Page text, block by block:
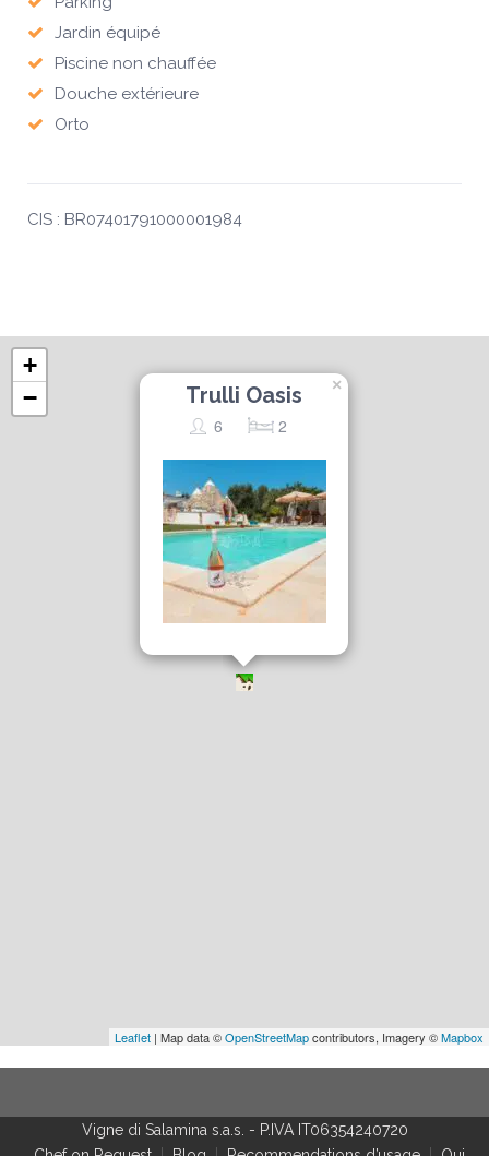
Jardin équipé
Piscine non chauffée
Douche extérieure
Orto
CIS : BR07401791000001984
Trulli Oasis
6 2
×
+
−
Leaflet | Map data ©OpenStreetMapcontributors, Imagery ©Mapbox
Vigne di Salamina s.a.s. - P.IVA IT06354240720